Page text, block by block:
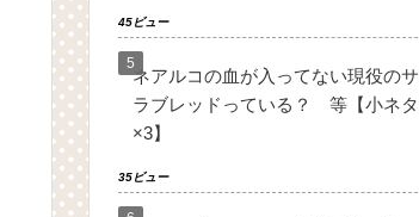
45ビュー
ネアルコの血が入ってない現役のサ
ラブレッドっている？ 等【小ネタ
×3】
35ビュー